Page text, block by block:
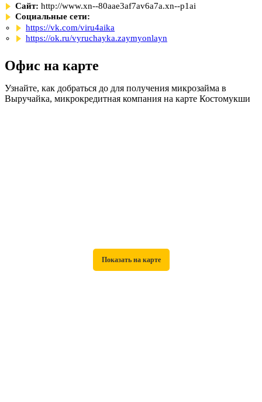
Сайт: http://www.xn--80aae3af7av6a7a.xn--p1ai
Социальные сети:
https://vk.com/viru4aika
https://ok.ru/vyruchayka.zaymyonlayn
Офис на карте
Узнайте, как добраться до для получения микрозайма в
Выручайка, микрокредитная компания на карте Костомукши